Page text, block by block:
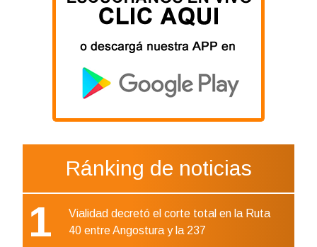
Ránking de noticias
1
Vialidad decretó el corte total en la Ruta
40 entre Angostura y la 237